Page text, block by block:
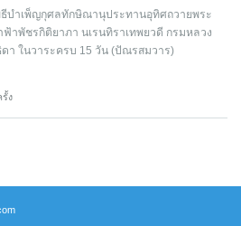
บำเพ็ญกุศลทักษิณานุประทานอุทิศถวายพระ
ฟ้าพัชรกิติยาภา นเรนทิราเทพยวดี กรมหลวง
า ในวาระครบ 15 วัน (ปัณรสมวาร)
รั้ง